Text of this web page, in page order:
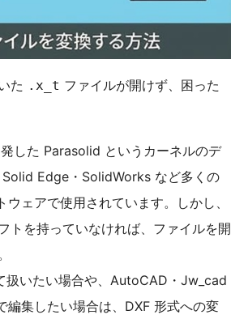
た .x_t ファイルが開けず、困った
した Parasolid というカーネルのデ
Solid Edge・SolidWorks など多くの
ェアで使用されています。しかし、
トを持っていなければ、ファイルを開
扱いたい場合や、AutoCAD・Jw_cad
編集したい場合は、DXF 形式への変